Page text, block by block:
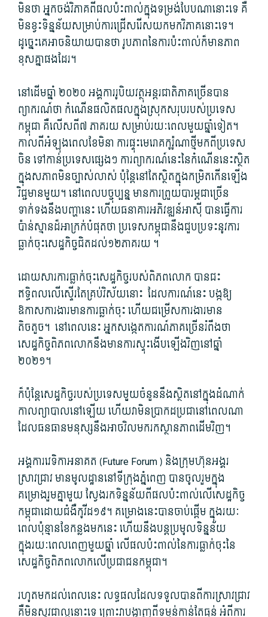
មិនថា អ្នក​ចង់​វិភាគ​ពី​ផល​ប៉ះពាល់​ក្នុង​ទម្រង់​បែប​ណា​នោះ​ទេ គឺ​
មិន​ខ្វះ​ទិន្នន័យ​សម្រាប់​ការ​ជ្រើសរើស​យក​មក​វិភាគ​នោះ​ទេ។
ដូច្នេះ​គេ​អាច​និយាយ​បាន​ថា រូបភាព​នៃ​ការ​ប៉ះពាល់​ក៏​មាន​ភាព​
ខុសគ្នា​ផង​ដែរ។
នៅដើម​ឆ្នាំ ២០២០ អង្គការ​រូបិយវត្ថុ​អន្តរជាតិ​ភាគច្រើន​បាន​
ព្យាករណ៍​ថា កំណើន​ផលិតផល​ក្នុង​ស្រុក​សរុប​របស់​ប្រទេស​
កម្ពុជា គឺ​លើស​ពី៧ ភាគរយ សម្រាប់​រយៈពេល​មួយឆ្នាំ​ទៀត។
កាលពី​អំឡុង​ពេល​ខែ​មិនា ការ​ផ្ទុះ​មេរោគ​កូ​រ៉ូ​ណា​ថ្មី​មក​ពី​ប្រទេស​
ចិន ទៅកាន់​ប្រទេស​ផ្សេង​ៗ ការព្យាករណ៍​នេះ​នៃ​កំណើន​នេះ​ស្ថិត​
ក្នុង​សភាព​មិន​ច្បាស់លាស់ ប៉ុន្តែ​នៅតែ​ស្ថិត​ក្នុង​កម្រិត​កើនឡើង​
វិជ្ជ​មាន​មួួយ។ នៅពេល​បច្ចុប្បន្ន មានការ​ព្រួយបារម្ភ​ជាច្រើន​
ទាក់ទង​នឹង​បញ្ហា​នេះ ហើយ​ធនាគារ​អភិវឌ្ឍន៍​អាស៊ី បាន​ធ្វើការ​
ប៉ាន់ស្មាន​ដ៏​អាក្រក់​បំផុត​ថា ប្រទេស​កម្ពុជា​នឹង​ជួបប្រទះ​នូវ​ការ​
ធ្លាក់ចុះ​សេដ្ឋកិច្ច​ជិតដល់១២ភាគរយ ។
ដោយសារ​ការ​ធ្លាក់ចុះ​សេដ្ឋកិច្ច​របស់​ពិភពលោក បាន​ជះ
ឥទ្ធិពល​លើ​ស្ទើរតែ​គ្រប់​វិស័យ​នោះ​ ដែល​ការណ៍​នេះ បង្ក​ឱ្យ​
ឱកាស​ការងារ​មានការ​ធ្លាក់ចុះ ហើយ​ជម្រើស​ការងារ​មាន​
តិចតួច។ នៅពេល​នេះ អ្នកសង្កេតការណ៍​ភាគច្រើន​រំពឹង​ថា
សេដ្ឋកិច្ច​ពិភពលោក​នឹង​មានការ​ស្ទុះ​ងើបឡើង​វិញ​នៅ​ឆ្នាំ
២០២១។
ក៏​ប៉ុន្តែ​សេដ្ឋកិច្ច​របស់​ប្រទេស​មួួយ​ចំនួន​នឹង​ស្ថិតនៅ​ក្នុង​ដំណាក់
កាល​ព្យាបាល​នៅឡើយ ហើយ​វា​មិន​ប្រាកដប្រជា​នៅពេល​ណា
ដែល​ធនធានមនុស្ស​នឹងអាច​វិល​មករ​កស្ថានភាព​ដើម​វិញ។
អង្គការ​វេទិកា​អនាគត ​(Future Forum ) និង​ក្រុមហ៊ុន​អង្គរ​
ស្រាវជ្រាវ មាន​មូលដ្ឋាន​នៅ​ទីក្រុង​ភ្នំពេញ បាន​ចូលរួម​ក្នុង​
គម្រោង​រួមគ្នា​មួយ ស្វែងរក​ទិន្នន័យ​ពី​ផល​ប៉ះពាល់​លើ​សេដ្ឋកិច្ច​
កម្ពុជា​ដោយ​ជំងឺ​កូ​វីដ១៩។ គម្រោង​នេះ​បាន​ចាប់ផ្តើម ក្នុងរយៈ
ពេល​ប៉ុន្មាន​ខែ​កន្លងមក​នេះ ហើយនឹង​បន្ត​ប្រមូល​ទិន្នន័យ​
ក្នុងរយៈពេល​ពេញ​មួយឆ្នាំ លើ​ផល​ប៉ះពាល់​នៃ​ការ​ធ្លាក់ចុះ​នៃ​
សេដ្ឋកិច្ច​ពិភពលោក​លើ​ប្រជាជន​កម្ពុជា។
រហូតមកដល់​ពេលនេះ លទ្ធផល​ដែល​ទទួល​បាន​ពី​ការស្រាវជ្រាវ
គឺ​មិនសូវ​ជា​ល្អ​នោះ​ទេ ព្រោះ​វា​បង្ហាញ​ពី​ទម្ងន់​កាន់តែ​ធ្ងន់ អំពី​ការ​